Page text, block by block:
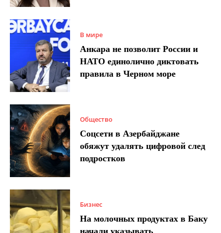
В мире
Анкара не позволит России и
НАТО единолично диктовать
правила в Черном море
Общество
Соцсети в Азербайджане
обяжут удалять цифровой след
подростков
Бизнес
На молочных продуктах в Баку